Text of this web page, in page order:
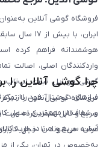
فروشگاه گوشی آنلاین
ایران، با
هوشمندانه فراهم کرده
واردکنندگان اصلی، اصالت
گوشی موبایل، تبلت، لپ‌تاپ
نیازهای دیجیتال خود را از
و شفاف از مهم‌ترین اصول
آسان، سریع و امن در خرید
چرا گوشی آنلاین را
فروشگاه گوشی آنلاین با
سریع و قابل اعتماد کرده
عرضه می‌شوند تا خیال
به‌خصوص در تهران، یکی از